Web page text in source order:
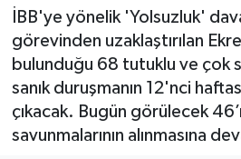
İBB'ye yönelik 'Yolsuzluk'
görevinden uzaklaştırılan
bulunduğu 68 tutuklu ve çok
sanık duruşmanın 12'nci
çıkacak. Bugün görülecek
savunmalarının alınmasına
Ekonomi
Sağlık
Magazin
Son Dakika Haberleri
Haber Arşivi